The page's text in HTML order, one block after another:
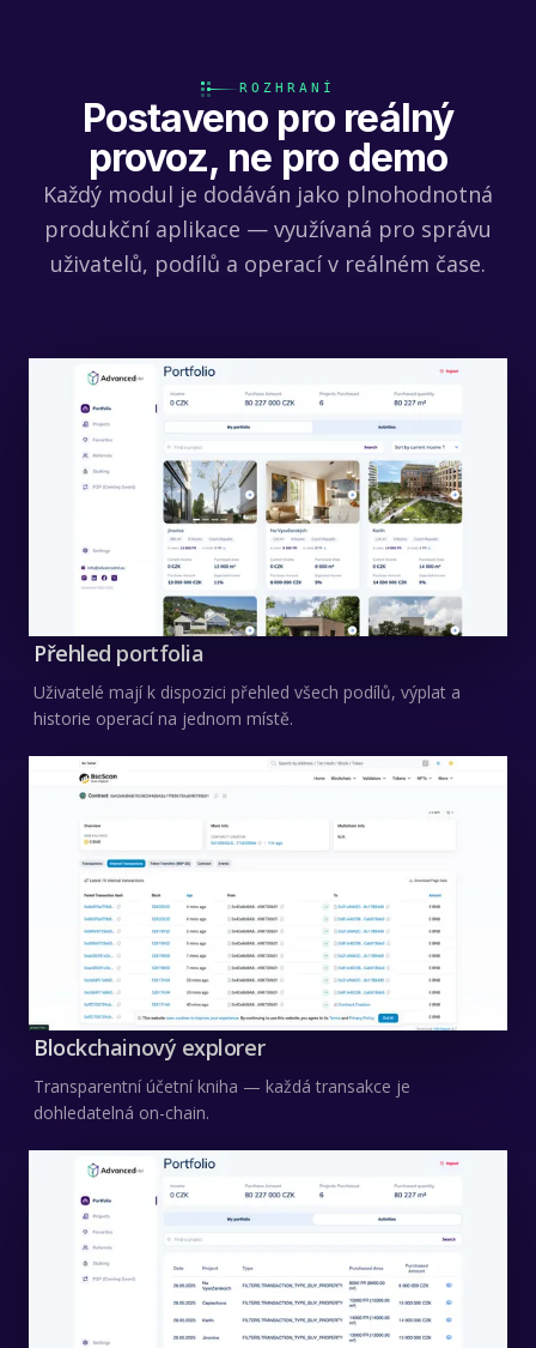
ROZHRANÍ
Postaveno pro reálný
provoz, ne pro demo
Každý modul je dodáván jako plnohodnotná
produkční aplikace — využívaná pro správu
uživatelů, podílů a operací v reálném čase.
Přehled portfolia
Uživatelé mají k dispozici přehled všech podílů, výplat a
historie operací na jednom místě.
Blockchainový explorer
Transparentní účetní kniha — každá transakce je
dohledatelná on-chain.